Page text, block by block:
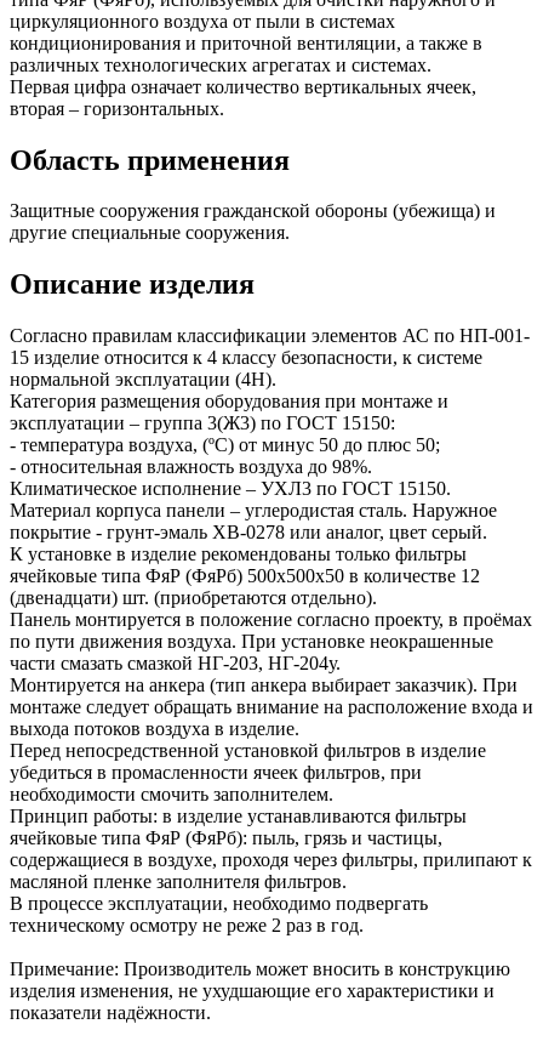
циркуляционного воздуха от пыли в системах
кондиционирования и приточной вентиляции, а также в
различных технологических агрегатах и системах.
Первая цифра означает количество вертикальных ячеек,
вторая – горизонтальных.
Область применения
Защитные сооружения гражданской обороны (убежища) и
другие специальные сооружения.
Описание изделия
Согласно правилам классификации элементов АС по НП-001-
15 изделие относится к 4 классу безопасности, к системе
нормальной эксплуатации (4Н).
Категория размещения оборудования при монтаже и
эксплуатации – группа 3(Ж3) по ГОСТ 15150:
- температура воздуха, (ºС) от минус 50 до плюс 50;
- относительная влажность воздуха до 98%.
Климатическое исполнение – УХЛ3 по ГОСТ 15150.
Материал корпуса панели – углеродистая сталь. Наружное
покрытие - грунт-эмаль ХВ-0278 или аналог, цвет серый.
К установке в изделие рекомендованы только фильтры
ячейковые типа ФяР (ФяРб) 500х500х50 в количестве 12
(двенадцати) шт. (приобретаются отдельно).
Панель монтируется в положение согласно проекту, в проёмах
по пути движения воздуха. При установке неокрашенные
части смазать смазкой НГ-203, НГ-204у.
Монтируется на анкера (тип анкера выбирает заказчик). При
монтаже следует обращать внимание на расположение входа и
выхода потоков воздуха в изделие.
Перед непосредственной установкой фильтров в изделие
убедиться в промасленности ячеек фильтров, при
необходимости смочить заполнителем.
Принцип работы: в изделие устанавливаются фильтры
ячейковые типа ФяР (ФяРб): пыль, грязь и частицы,
содержащиеся в воздухе, проходя через фильтры, прилипают к
масляной пленке заполнителя фильтров.
В процессе эксплуатации, необходимо подвергать
техническому осмотру не реже 2 раз в год.
Примечание: Производитель может вносить в конструкцию
изделия изменения, не ухудшающие его характеристики и
показатели надёжности.